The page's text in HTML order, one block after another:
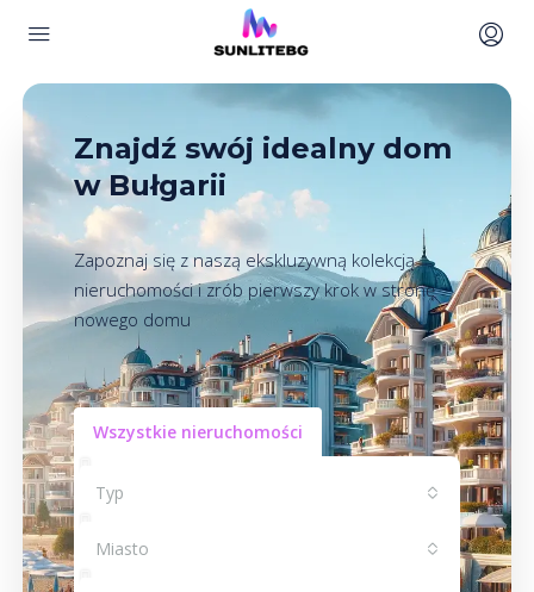
Znajdź swój idealny dom
w Bułgarii
Zapoznaj się z naszą ekskluzywną kolekcją
nieruchomości i zrób pierwszy krok w stronę
nowego domu
Wszystkie nieruchomości
Typ
Miasto